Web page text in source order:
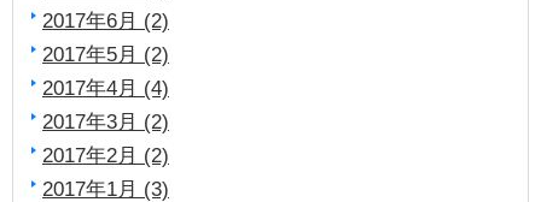
2017年6月 (2)
2017年5月 (2)
2017年4月 (4)
2017年3月 (2)
2017年2月 (2)
2017年1月 (3)